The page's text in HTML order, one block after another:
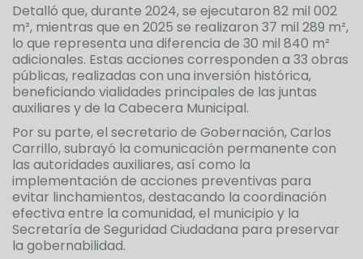
Detalló que, durante 2024, se ejecutaron 82 mil 002
m², mientras que en 2025 se realizaron 37 mil 289 m²,
lo que representa una diferencia de 30 mil 840 m²
adicionales. Estas acciones corresponden a 33 obras
públicas, realizadas con una inversión histórica,
beneficiando vialidades principales de las juntas
auxiliares y de la Cabecera Municipal.
Por su parte, el secretario de Gobernación, Carlos
Carrillo, subrayó la comunicación permanente con
las autoridades auxiliares, así como la
implementación de acciones preventivas para
evitar linchamientos, destacando la coordinación
efectiva entre la comunidad, el municipio y la
Secretaría de Seguridad Ciudadana para preservar
la gobernabilidad.